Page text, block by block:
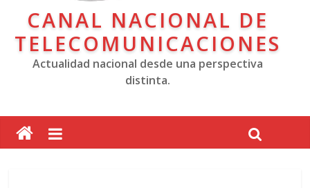
CANAL NACIONAL DE
TELECOMUNICACIONES
Actualidad nacional desde una perspectiva
distinta.